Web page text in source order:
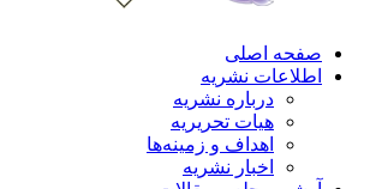
صفحه اصلی
اطلاعات نشریه
درباره نشریه
هیات تحریریه
اهداف و زمینه‌ها
اخبار نشریه